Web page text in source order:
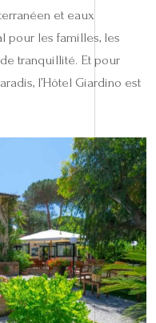
et eaux
pour les familles, les
tranquillité. Et pour
l’Hôtel Giardino est